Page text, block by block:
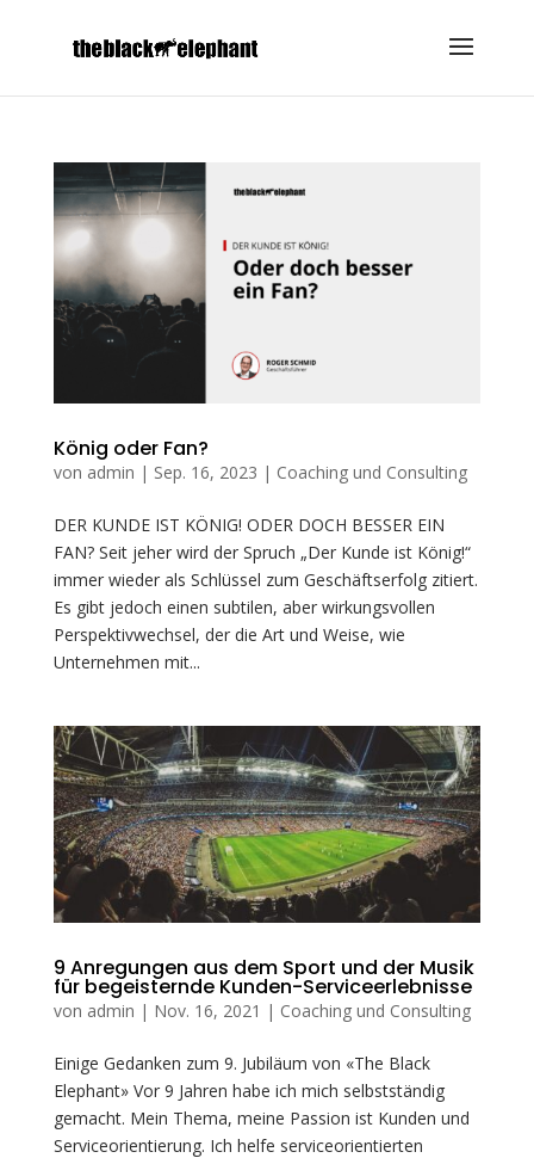
König oder Fan?
von admin | Sep. 16, 2023 | Coaching und Consulting
DER KUNDE IST KÖNIG! ODER DOCH BESSER EIN
FAN? Seit jeher wird der Spruch „Der Kunde ist König!“
immer wieder als Schlüssel zum Geschäftserfolg zitiert.
Es gibt jedoch einen subtilen, aber wirkungsvollen
Perspektivwechsel, der die Art und Weise, wie
Unternehmen mit...
9 Anregungen aus dem Sport und der Musik
für begeisternde Kunden-Serviceerlebnisse
von admin | Nov. 16, 2021 | Coaching und Consulting
Einige Gedanken zum 9. Jubiläum von «The Black
Elephant» Vor 9 Jahren habe ich mich selbstständig
gemacht. Mein Thema, meine Passion ist Kunden und
Serviceorientierung. Ich helfe serviceorientierten